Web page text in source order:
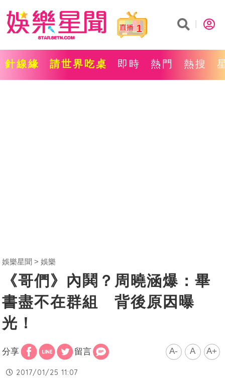
1
針線緣 請世界吃桌 即時 熱門 熱搜
娛樂星聞 娛樂
《哥們》內鬨？周曉涵爆：畢
書盡不在群組 背後原因曝
光！
分享 留言 A- A A+
2017/01/25 11:07